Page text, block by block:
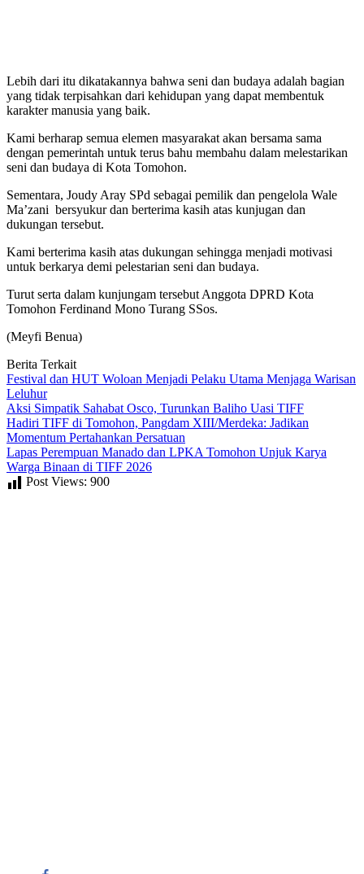
Lebih dari itu dikatakannya bahwa seni dan budaya adalah bagian
yang tidak terpisahkan dari kehidupan yang dapat membentuk
karakter manusia yang baik.
Kami berharap semua elemen masyarakat akan bersama sama
dengan pemerintah untuk terus bahu membahu dalam melestarikan
seni dan budaya di Kota Tomohon.
Sementara, Joudy Aray SPd sebagai pemilik dan pengelola Wale
Ma’zani bersyukur dan berterima kasih atas kunjugan dan
dukungan tersebut.
Kami berterima kasih atas dukungan sehingga menjadi motivasi
untuk berkarya demi pelestarian seni dan budaya.
Turut serta dalam kunjungam tersebut Anggota DPRD Kota
Tomohon Ferdinand Mono Turang SSos.
(Meyfi Benua)
Berita Terkait
Festival dan HUT Woloan Menjadi Pelaku Utama Menjaga Warisan
Leluhur
Aksi Simpatik Sahabat Osco, Turunkan Baliho Uasi TIFF
Hadiri TIFF di Tomohon, Pangdam XIII/Merdeka: Jadikan
Momentum Pertahankan Persatuan
Lapas Perempuan Manado dan LPKA Tomohon Unjuk Karya
Warga Binaan di TIFF 2026
Post Views: 900